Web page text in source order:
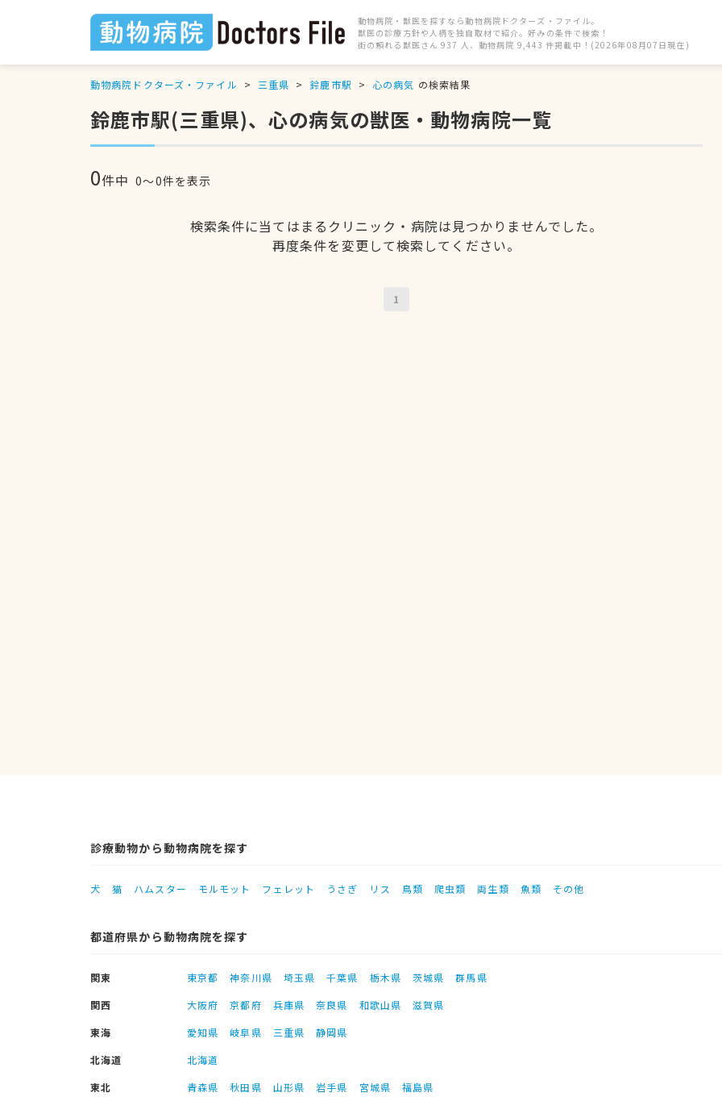
動物病院・獣医を探すなら動物病院ドクターズ・ファイル。
獣医の診療方針や人柄を独自取材で紹介。好みの条件で検索！
街の頼れる獣医さん 937 人、動物病院 9,443 件掲載中！(2026年08月07日現在)
動物病院ドクターズ・ファイル 三重県 鈴鹿市駅 心の病気 の検索結果
鈴鹿市駅(三重県)、心の病気の獣医・動物病院一覧
0件中 0〜0件を表示
検索条件に当てはまるクリニック・病院は見つかりませんでした。
再度条件を変更して検索してください。
1
診療動物から動物病院を探す
犬 猫 ハムスター モルモット フェレット うさぎ リス 鳥類 爬虫類 両生類 魚類 その他
都道府県から動物病院を探す
関東 東京都 神奈川県 埼玉県 千葉県 栃木県 茨城県
群馬県
関西
大阪府 京都府 兵庫県 奈良県 和歌山県
滋賀県
東海
愛知県 岐阜県 三重県
静岡県
北海道
北海道
東北
青森県 秋田県 山形県 岩手県 宮城県
福島県